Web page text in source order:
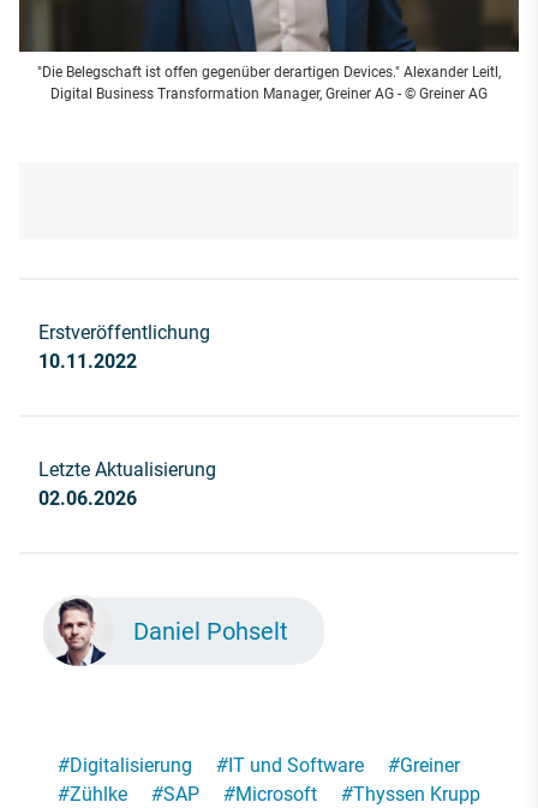
"Die Belegschaft ist offen gegenüber derartigen Devices." Alexander Leitl,
Digital Business Transformation Manager, Greiner AG - © Greiner AG
Erstveröffentlichung
10.11.2022
Letzte Aktualisierung
02.06.2026
Daniel Pohselt
#Digitalisierung # IT und Software #Greiner
#Zühlke #SAP #Microsoft #Thyssen Krupp